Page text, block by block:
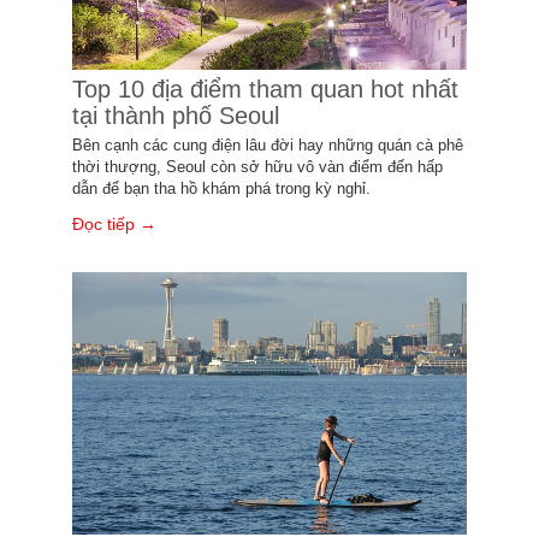
Top 10 địa điểm tham quan hot nhất
tại thành phố Seoul
Bên cạnh các cung điện lâu đời hay những quán cà phê
thời thượng, Seoul còn sở hữu vô vàn điểm đến hấp
dẫn để bạn tha hồ khám phá trong kỳ nghỉ.
Đọc tiếp →